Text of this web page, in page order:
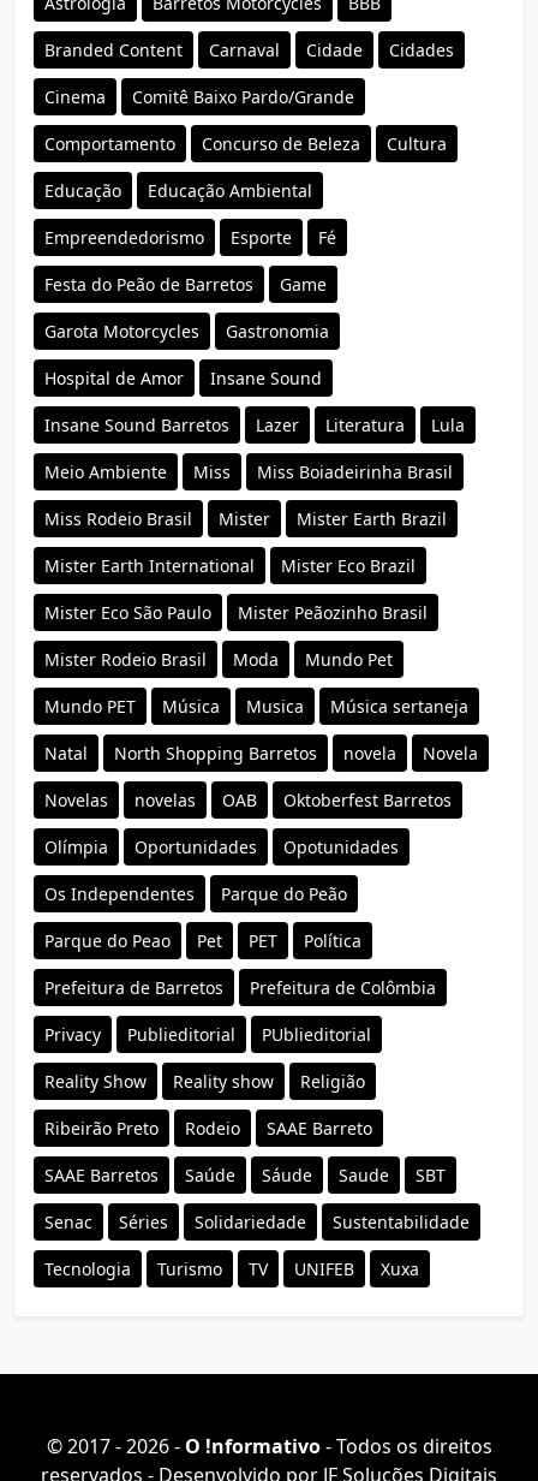
Branded Content Carnaval Cidade Cidades
Cinema Comitê Baixo Pardo/Grande
Comportamento Concurso de Beleza Cultura
Educação Educação Ambiental
Empreendedorismo Esporte Fé
Festa do Peão de Barretos Game
Garota Motorcycles Gastronomia
Hospital de Amor Insane Sound
Insane Sound Barretos Lazer Literatura Lula
Meio Ambiente Miss Miss Boiadeirinha Brasil
Miss Rodeio Brasil Mister Mister Earth Brazil
Mister Earth International Mister Eco Brazil
Mister Eco São Paulo Mister Peãozinho Brasil
Mister Rodeio Brasil Moda Mundo Pet
Mundo PET Música Musica Música sertaneja
Natal North Shopping Barretos novela Novela
Novelas novelas OAB Oktoberfest Barretos
Olímpia Oportunidades Opotunidades
Os Independentes Parque do Peão
Parque do Peao Pet PET Política
Prefeitura de Barretos Prefeitura de Colômbia
Privacy Publieditorial PUblieditorial
Reality Show Reality show Religião
Ribeirão Preto Rodeio SAAE Barreto
SAAE Barretos Saúde Sáude Saude SBT
Senac Séries Solidariedade Sustentabilidade
Tecnologia Turismo TV UNIFEB Xuxa
© 2017 - 2026 - O ǃnformativo- Todos os direitos
reservados - Desenvolvido por JF Soluções Digitais